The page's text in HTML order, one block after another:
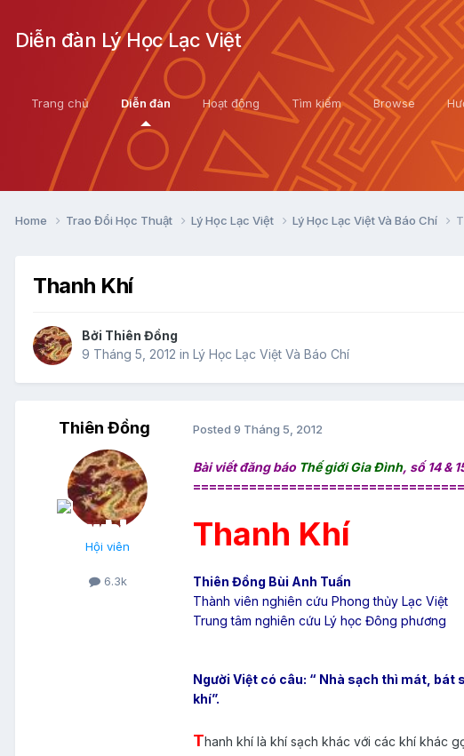
Diễn đàn Lý Học Lạc Việt
Trang chủ Diễn đàn Hoạt động Tìm kiếm Browse
Home Trao Đổi Học Thuật Lý Học Lạc Việt Lý Học Lạc Việt Và Báo Chí
Thanh Khí
Bởi Thiên Đồng
9 Tháng 5, 2012 in Lý Học Lạc Việt Và Báo Chí
Thiên Đồng
Hội viên
6.3k
Posted 9 Tháng 5, 2012
Bài viết đăng báo Thế giới Gia Đình, số 14 &
Thanh Khí
Thiên Đồng Bùi Anh Tuấn
Thành viên nghiên cứu Phong thủy Lạc Việt
Trung tâm nghiên cứu Lý học Đông phương
Người Việt có câu: “ Nhà sạch thì mát, bát
khí”.
Thanh khí là khí sạch khác với các khí khác